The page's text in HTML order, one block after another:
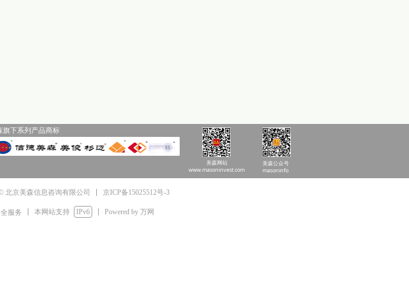
美森网站
www.masoninvest.com
旗下系列产品商标
美森公众号
masoninfo
北京美森信息咨询有限公司 京ICP备15025512号-3
服务 本网站支持 IPv6 Powered by 万网